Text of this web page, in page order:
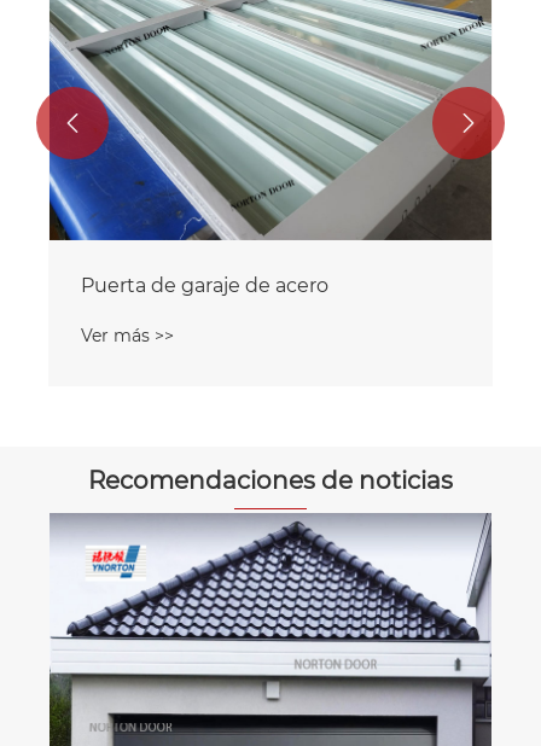
 
Recomendaciones de noticias
¿Cómo elegir una puerta de obturador
de rodillos de estilo australiano?
Ver más >>